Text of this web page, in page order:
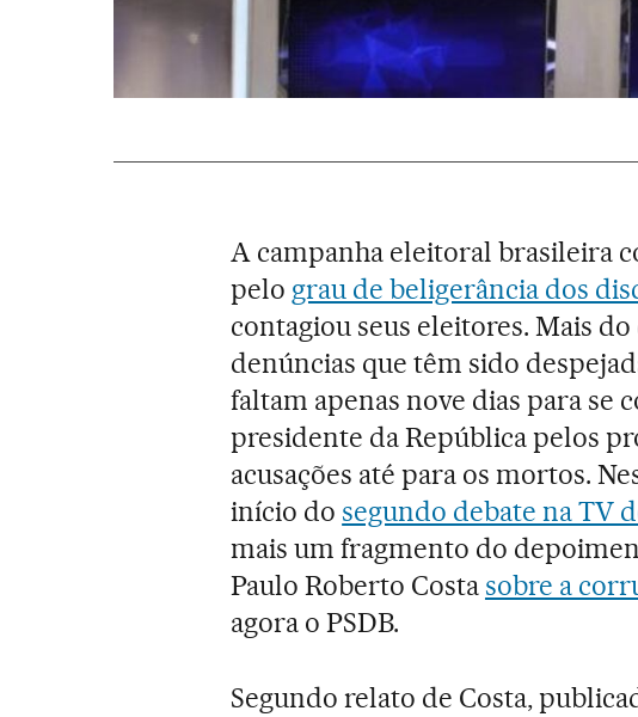
A campanha eleitoral brasileira
pelo grau de beligerância dos
contagiou seus eleitores. Mais do
denúncias que têm sido
faltam apenas nove dias para se
presidente da República pelos
acusações até para os mortos.
início dosegundo debate na TV
mais um fragmento do
Paulo Roberto Costasobre a
agora o PSDB.
Segundo relato de Costa,